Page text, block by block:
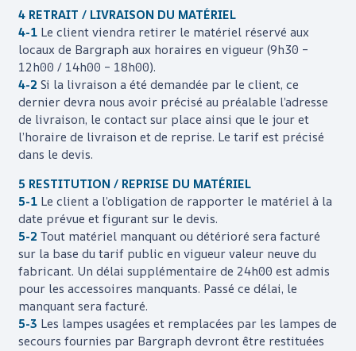
4 RETRAIT / LIVRAISON DU MATÉRIEL
4-1 Le client viendra retirer le matériel réservé aux
locaux de Bargraphaux horaires en vigueur (9h30 –
12h00 / 14h00 – 18h00).
4-2 Si la livraison a été demandée par le client, ce
dernier devra nous avoir précisé au préalable l’adresse
de livraison, le contact sur place ainsi que le jour et
l’horaire de livraison et de reprise. Le tarif est précisé
dans le devis.
5 RESTITUTION / REPRISE DU MATÉRIEL
5-1 Le client a l’obligation de rapporter le matériel à la
date prévue et figurant sur le devis.
5-2 Tout matériel manquant ou détérioré sera facturé
sur la base du tarif public en vigueur valeur neuve du
fabricant. Un délai supplémentaire de 24h00 est admis
pour les accessoires manquants. Passé ce délai, le
manquant sera facturé.
5-3 Les lampes usagées et remplacées par les lampes de
secours fournies par Bargraphdevront être restituées